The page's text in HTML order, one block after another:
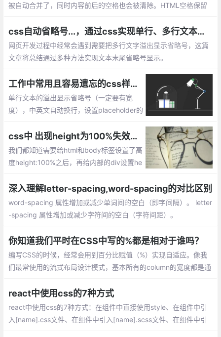
被自动合并了，同时内容前后的空格也会被清除。HTML空格保留
css自动省略号...，通过css实现单行、多行文本溢出显示省略号
网页开发过程中经常会遇到需要把多行文字溢出显示省略号，这篇
文章将总结通过多种方法实现文本末尾省略号显示。
工作中常用且容易遗忘的css样式整理，建议收藏
单行文本的溢出显示省略号（一定要有宽
度），中英文自动换行，设置placeholder的
法，IOS 页面滑动卡顿，设置滚动条样式css中 出现height为100%失效的原因及解决方案
我们都知道需要给html和body标签设置了高
度height:100%之后，再给内部的div设置he
会起到作用。这是由于：%是一个相对父元
素计算得来的高度，要想使他有效，我们需
要设置父元素的height。
深入理解letter-spacing,word-spacing的对比区别
word-spacing 属性增加或减少单词间的空白（即字间隔）。 letter
-spacing 属性增加或减少字符间的空白（字符间距）。
你知道我们平时在CSS中写的%都是相对于谁吗？
编写CSS的时候，经常会用到百分比赋值（%）实现自适应。像我
们最常使用的流式布局设计模式，基本所有的column的宽度都是通
react中使用css的7种方式
react中使用css的7种方式：在组件中直接使用style、在组件中引
入[name].css文件、在组件中引入[name].scss文件、在组件中引